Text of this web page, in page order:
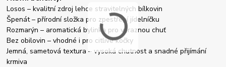
Losos – kvalitní zdroj lehce stravitelných bílkovin
Špenát – přírodní složka pro zpestření jídelníčku
Rozmarýn – aromatická bylinka pro výraznou chuť
Bez obilovin – vhodné i pro citlivé kočky
Jemná, sametová textura – vysoká chutnost a snadné přijímání
krmiva